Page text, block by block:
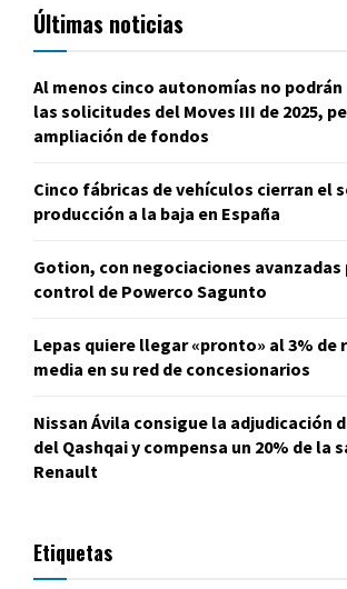
Últimas noticias
Al menos cinco autonomías no
las solicitudes del Moves III de 2025,
ampliación de fondos
Cinco fábricas de vehículos cierran el
producción a la baja en España
Gotion, con negociaciones
control de Powerco Sagunto
Lepas quiere llegar «pronto» al 3% de
media en su red de concesionarios
Nissan Ávila consigue la adjudicación
del Qashqai y compensa un 20% de la
Renault
Etiquetas